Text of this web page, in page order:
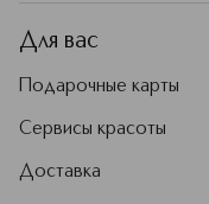
Для вас
Подарочные карты
Сервисы красоты
Доставка